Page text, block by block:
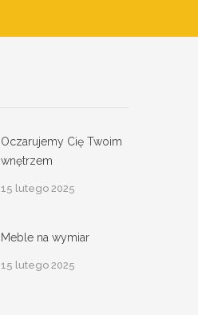
Oczarujemy Cię Twoim
wnętrzem
15 lutego 2025
Meble na wymiar
15 lutego 2025